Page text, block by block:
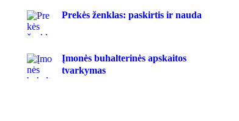
Prekės ženklas: paskirtis ir nauda
Įmonės buhalterinės apskaitos
tvarkymas